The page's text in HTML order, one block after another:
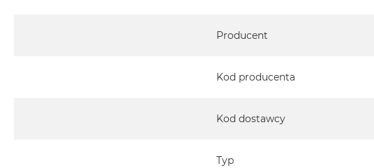
Producent
Kod producenta
Kod dostawcy
Typ